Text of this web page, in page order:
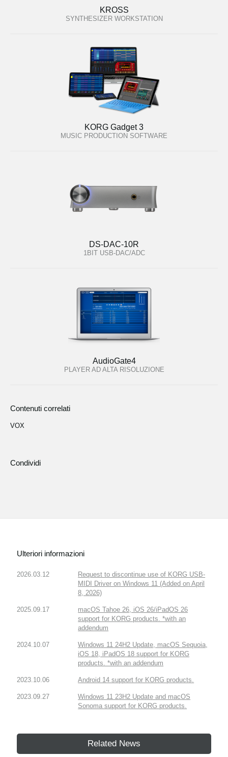
KROSS
SYNTHESIZER WORKSTATION
KORG Gadget 3
MUSIC PRODUCTION SOFTWARE
DS-DAC-10R
1BIT USB-DAC/ADC
AudioGate4
PLAYER AD ALTA RISOLUZIONE
Contenuti correlati
VOX
Condividi
Ulteriori informazioni
2026.03.12
Request to discontinue use of KORG USB-
MIDI Driver on Windows 11 (Added on April
8, 2026)
2025.09.17
macOS Tahoe 26, iOS 26/iPadOS 26
support for KORG products. *with an
addendum
2024.10.07
Windows 11 24H2 Update, macOS Sequoia,
iOS 18, iPadOS 18 support for KORG
products. *with an addendum
2023.10.06 Android 14 support for KORG products.
2023.09.27
Windows 11 23H2 Update and macOS
Sonoma support for KORG products.
Related News